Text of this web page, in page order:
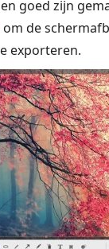
goed zijn
om de
exporteren.